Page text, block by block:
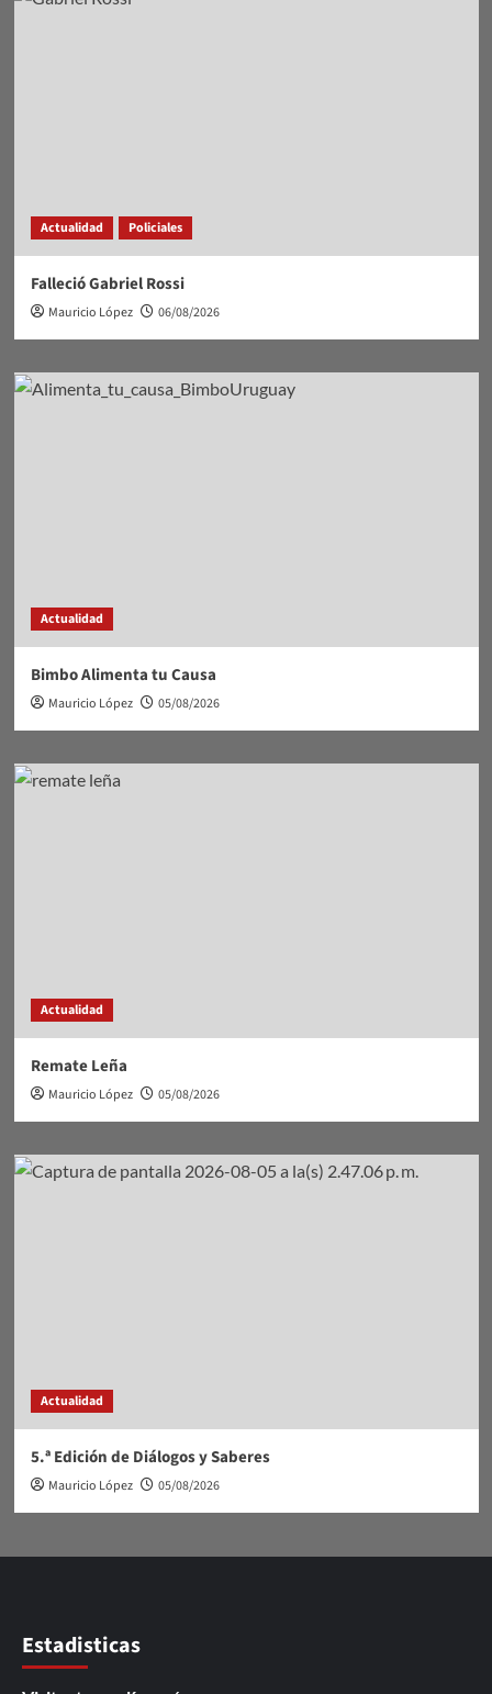
Actualidad Policiales
Falleció Gabriel Rossi
Mauricio López 06/08/2026
Actualidad
Bimbo Alimenta tu Causa
Mauricio López 05/08/2026
Actualidad
Remate Leña
Mauricio López 05/08/2026
Actualidad
5.ª Edición de Diálogos y Saberes
Mauricio López 05/08/2026
Estadisticas